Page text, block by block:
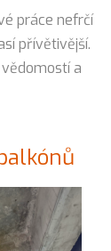
práce nefrčí
přívětivější.
a